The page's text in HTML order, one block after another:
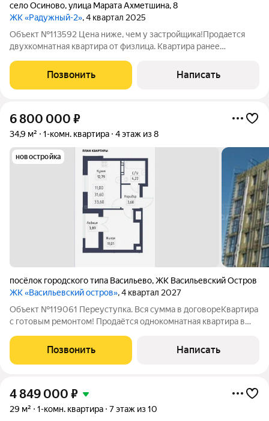
село Осиново,улица Марата Ахметшина,8
ЖК «Радужный-2», 4 квартал 2025
Объект №113592 Цена ниже, чем у застройщика!Продается
двухкомнатная квартира от физлица. Квартира ранее
года. Кирпичный, 10-ти этажный дом в комплексной жилой
застройке, где все новое и
Позвонить Написать
6 800 000 ₽
34,9 м² 1-комн. квартира 4 этаж из 8
новостройка
посёлок городского типа Васильево,ЖК Васильевский Остров
ЖК «Васильевский остров», 4 квартал 2027
Объект №119061 Переуступка. Вся сумма в договореКвартира
с готовым ремонтом! Продаётся однокомнатная квартира в
ключей запланирована на 4 квартал 2026 года. В договоре
полная стоимость, БЕЗ
Позвонить Написать
4 849 000 ₽
29 м² 1-комн. квартира 7 этаж из 10